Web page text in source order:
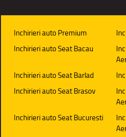
Inchirieri auto Premium
Inchirieri auto Seat Bacau
Inchirieri auto Seat Barlad
Inchirieri auto Seat Brasov
Inchirieri auto Seat Bucuresti